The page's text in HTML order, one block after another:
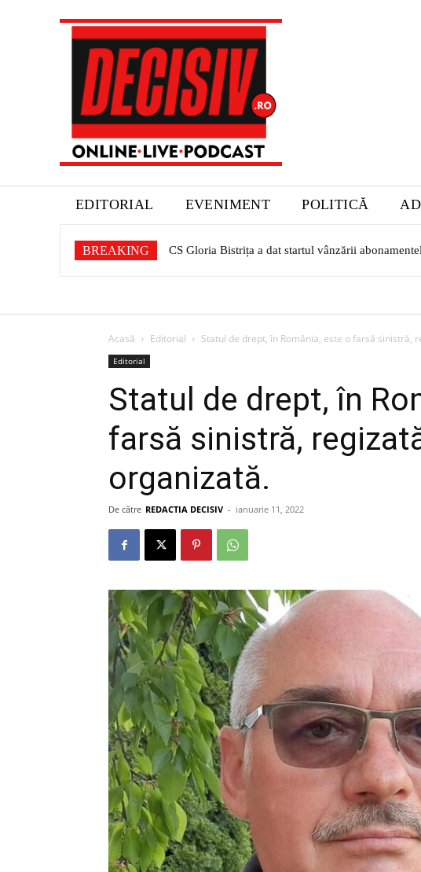
EDITORIAL EVENIMENT POLITICĂ
BREAKING CS Gloria Bistrița a dat startul vânzării
Acasă Editorial Statul de drept, în România, este o farsă sinistră,
Editorial
Statul de drept, în
farsă sinistră,
organizată.
De către REDACTIA DECISIV - ianuarie 11, 2022